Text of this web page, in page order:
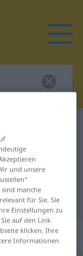
für
und unsere
manche
für Sie. Sie
Einstellungen zu
auf den Link
klicken. Ihre
Informationen